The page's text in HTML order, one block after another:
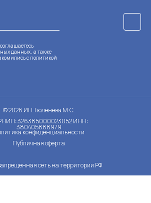
данных , а также
с политикой
Публичная оферта
сеть на территории РФ
326385000023052 ИНН:
380405888979
©2026 ИП Тюленева М.С.
конфиденциальности